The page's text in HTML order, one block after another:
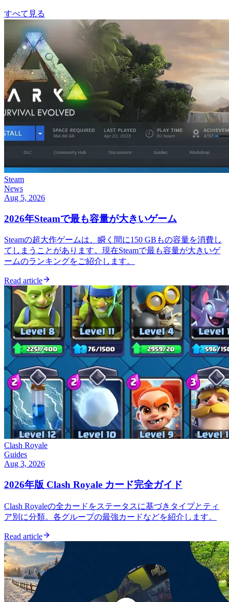
すべて見る
Steam
News
Aug 5, 2026
2026年Steamで最も容量が大きいゲーム
Steamの超大作ゲームは、瞬く間に150 GBもの容量を消費し
てしまうことがあります。現在Steamで最も容量が大きいゲ
ームのランキングをご紹介します。
Read article
Clash Royale
Guides
Aug 3, 2026
2026年版 Clash Royale カード完全ガイド
Clash Royaleの全カードをステータスに基づきタイプとティ
ア別に分類。各グループの最強カードなどを紹介します。
Read article